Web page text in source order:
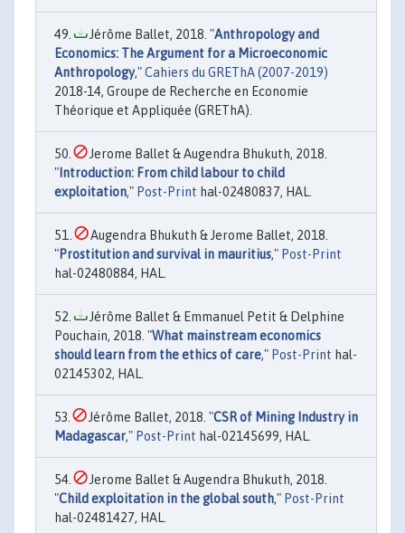
Jérôme Ballet, 2018. "Anthropology and
Economics: The Argument for a Microeconomic
Anthropology,"Cahiers du GREThA (2007-2019)
2018-14, Groupe de Recherche en Economie
Théorique et Appliquée (GREThA).
Jerome Ballet & Augendra Bhukuth, 2018.
" Introduction: From child labour to child
exploitation," Post-Print hal-02480837, HAL.
Augendra Bhukuth & Jerome Ballet, 2018.
"Prostitution and survival in mauritius," Post-Print
hal-02480884, HAL.
Jérôme Ballet & Emmanuel Petit & Delphine
Pouchain, 2018. "What mainstream economics
should learn from the ethics of care," Post-Print hal-
02145302, HAL.
Jérôme Ballet, 2018. "CSR of Mining Industry in
Madagascar," Post-Print hal-02145699, HAL.
Jerome Ballet & Augendra Bhukuth, 2018.
"Child exploitation in the global south," Post-Print
hal-02481427, HAL.